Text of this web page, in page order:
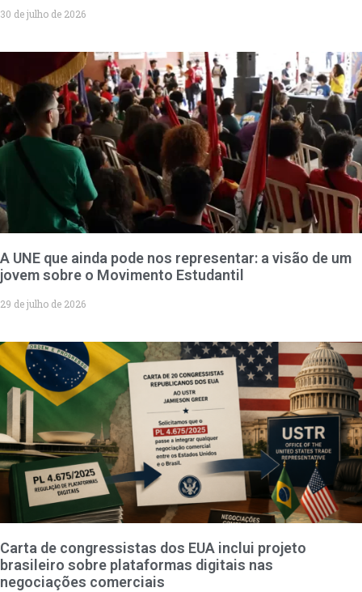
30 de julho de 2026
A UNE que ainda pode nos representar: a visão de um
jovem sobre o Movimento Estudantil
29 de julho de 2026
Carta de congressistas dos EUA inclui projeto
brasileiro sobre plataformas digitais nas
negociações comerciais